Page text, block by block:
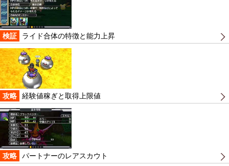
検証 ライド合体の特徴と能力上昇
攻略 経験値稼ぎと取得上限値
攻略 パートナーのレアスカウト